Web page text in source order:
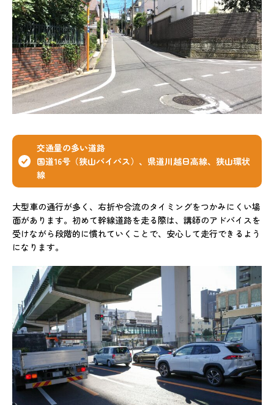
交通量の多い道路
国道16号（狭山バイパス）、県道川越日高線、狭山環状
線
大型車の通行が多く、右折や合流のタイミングをつかみにくい場
面があります。初めて幹線道路を走る際は、講師のアドバイスを
受けながら段階的に慣れていくことで、安心して走行できるよう
になります。